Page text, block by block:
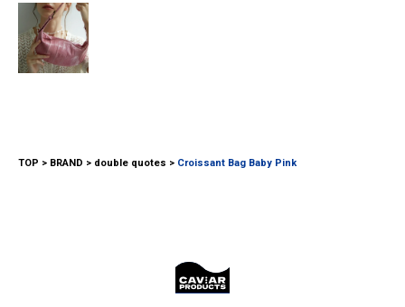
TOP BRAND double quotes Croissant Bag Baby Pink